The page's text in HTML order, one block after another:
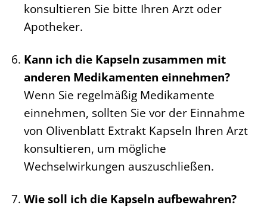
konsultieren Sie bitte Ihren Arzt oder
Apotheker.
Kann ich die Kapseln zusammen mit
anderen Medikamenten einnehmen?
Wenn Sie regelmäßig Medikamente
einnehmen, sollten Sie vor der Einnahme
von Olivenblatt Extrakt Kapseln Ihren Arzt
konsultieren, um mögliche
Wechselwirkungen auszuschließen.
Wie soll ich die Kapseln aufbewahren?